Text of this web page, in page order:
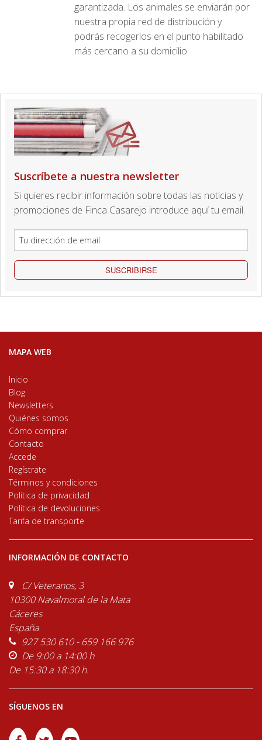
garantizada. Los animales se enviarán por
nuestra propia red de distribución y
podrás recogerlos en el punto habilitado
más cercano a su domicilio.
Suscríbete a nuestra newsletter
Si quieres recibir información sobre todas las noticias y
promociones de Finca Casarejo introduce aquí tu email.
SUSCRIBIRSE
MAPA WEB
Inicio
Blog
Newsletters
Quiénes somos
Cómo comprar
Contacto
Accede
Regístrate
Términos y condiciones
Política de privacidad
Política de devoluciones
Tarifa de transporte
INFORMACIÓN DE CONTACTO
C/ Veteranos, 3
10300 Navalmoral de la Mata
Cáceres
España
927 530 610 - 659 166 976
De 9:00 a 14:00 h
De 15:30 a 18:30 h.
SÍGUENOS EN